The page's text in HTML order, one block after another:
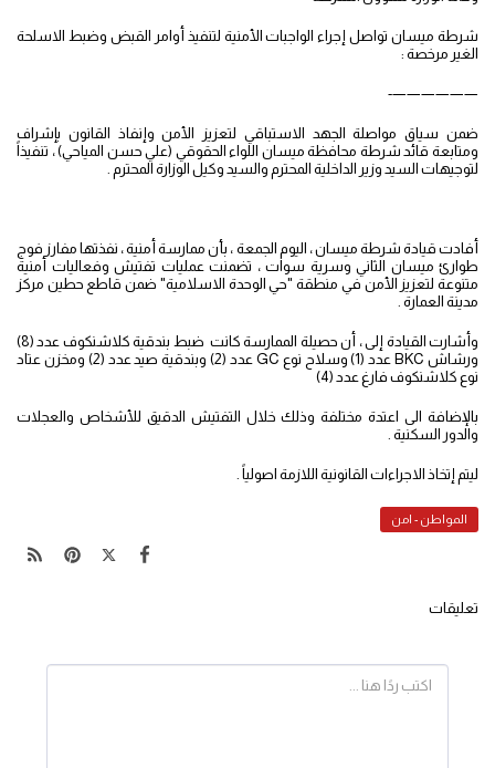
شرطة ميسان تواصل إجراء الواجبات الأمنية لتنفيذ أوامر القبض وضبط الاسلحة
الغير مرخصة :
——————-
ضمن سياق مواصلة الجهد الاستباقي لتعزيز الأمن وإنفاذ القانون بإشراف
ومتابعة قائد شرطة محافظة ميسان اللواء الحقوقي (علي حسن المياحي) ، تنفيذاً
لتوجيهات السيد وزير الداخلية المحترم والسيد وكيل الوزارة المحترم .
أفادت قيادة شرطة ميسان ، اليوم الجمعة ، بأن ممارسة أمنية ، نفذتها مفارز فوج
طوارئ ميسان الثاني وسرية سوات ، تضمنت عمليات تفتيش وفعاليات أمنية
متنوعة لتعزيز الأمن في منطقة "حي الوحدة الاسلامية" ضمن قاطع حطين مركز
مدينة العمارة .
وأشارت القيادة إلى ، أن حصيلة الممارسة كانت ضبط بندقية كلاشنكوف عدد (8)
ورشاش BKC عدد (1) وسلاح نوع GC عدد (2) وبندقية صيد عدد (2) ومخزن عتاد
نوع كلاشنكوف فارغ عدد (4)
بالإضافة الى اعتدة مختلفة وذلك خلال التفتيش الدقيق للأشخاص والعجلات
والدور السكنية .
ليتم إتخاذ الاجراءات القانونية اللازمة اصولياً .
المواطن - امن
تعليقات